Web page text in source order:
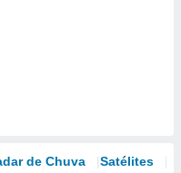
de Chuva Satélites